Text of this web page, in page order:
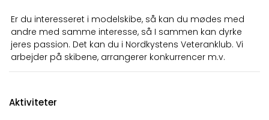
Er du interesseret i modelskibe, så kan du mødes med
andre med samme interesse, så I sammen kan dyrke
jeres passion. Det kan du i Nordkystens Veteranklub. Vi
arbejder på skibene, arrangerer konkurrencer m.v.
Aktiviteter